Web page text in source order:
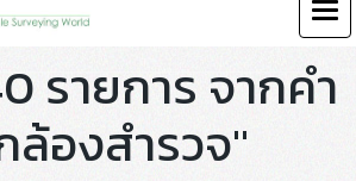
รายการ จากคำ
ล้องสำรวจ"